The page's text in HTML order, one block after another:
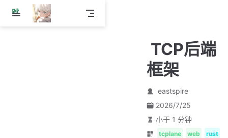
跳
TCP后端
框架
eastspire
2026/7/25
小于 1 分钟
tcplane web rust